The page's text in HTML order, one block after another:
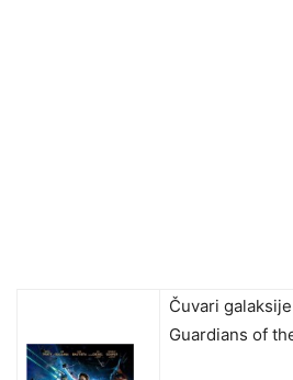
Čuvari
Guardians of